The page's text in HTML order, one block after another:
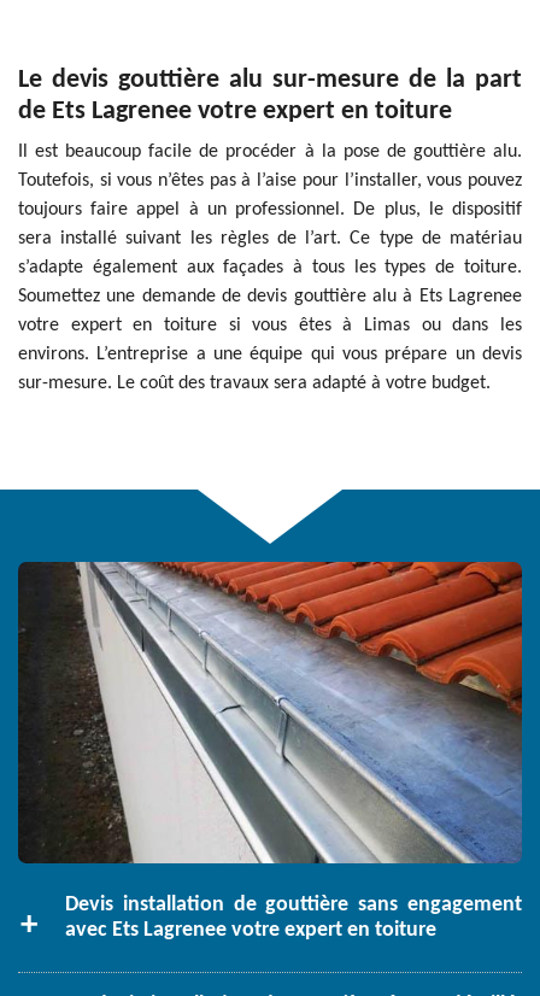
Le devis gouttière alu sur-mesure de la part
de Ets Lagrenee votre expert en toiture
Il est beaucoup facile de procéder à la pose de gouttière alu.
Toutefois, si vous n’êtes pas à l’aise pour l’installer, vous pouvez
toujours faire appel à un professionnel. De plus, le dispositif
sera installé suivant les règles de l’art. Ce type de matériau
s’adapte également aux façades à tous les types de toiture.
Soumettez une demande de devis gouttière alu à Ets Lagrenee
votre expert en toiture si vous êtes à Limas ou dans les
environs. L’entreprise a une équipe qui vous prépare un devis
sur-mesure. Le coût des travaux sera adapté à votre budget.
Devis installation de gouttière sans engagement
avec Ets Lagrenee votre expert en toiture